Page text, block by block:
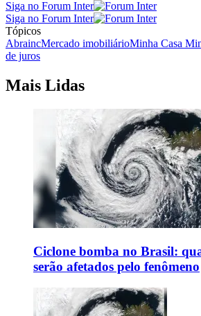
Siga no Forum Inter
Siga no Forum Inter
Tópicos
AbraincMercado imobiliárioMinha Casa
de juros
Mais Lidas
Ciclone bomba no Brasil:
serão afetados pelo fenômeno